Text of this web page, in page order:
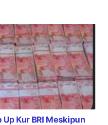
Kur BRI Meskipun